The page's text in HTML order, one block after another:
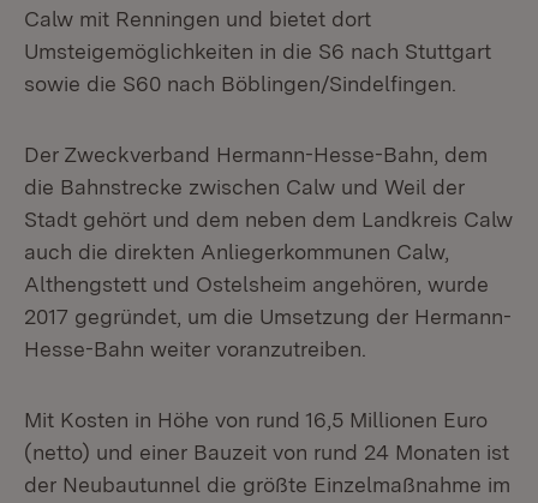
Calw mit Renningen und bietet dort
Umsteigemöglichkeiten in die S6 nach Stuttgart
sowie die S60 nach Böblingen/Sindelfingen.
Der Zweckverband Hermann-Hesse-Bahn, dem
die Bahnstrecke zwischen Calw und Weil der
Stadt gehört und dem neben dem Landkreis Calw
auch die direkten Anliegerkommunen Calw,
Althengstett und Ostelsheim angehören, wurde
2017 gegründet, um die Umsetzung der Hermann-
Hesse-Bahn weiter voranzutreiben.
Mit Kosten in Höhe von rund 16,5 Millionen Euro
(netto) und einer Bauzeit von rund 24 Monaten ist
der Neubautunnel die größte Einzelmaßnahme im